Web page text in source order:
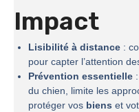
Impact
Lisibilité à distance :
pour capter l’attention
Prévention essentielle
du chien, limite les
protéger vos biens et